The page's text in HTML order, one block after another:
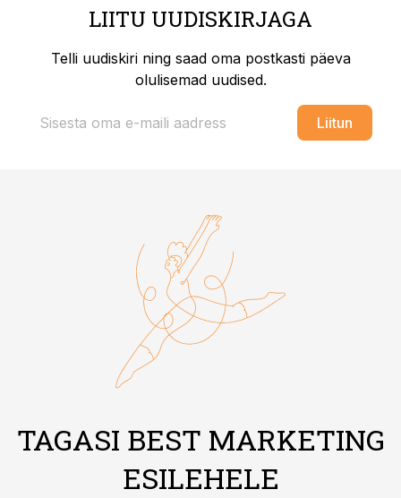
LIITU UUDISKIRJAGA
Telli uudiskiri ning saad oma postkasti päeva
olulisemad uudised.
Liitun
TAGASI BEST MARKETING
ESILEHELE